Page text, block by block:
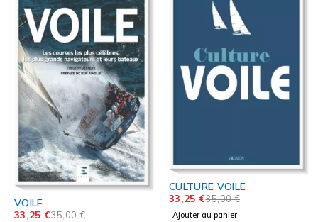
VOILE
35,00€
33,25 €
CULTURE VOILE
35,00€
33,25 €
Ajouter au panier